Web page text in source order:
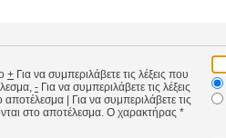
+ Για να συμπεριλάβετε τις λέξεις που
- Για να συμπεριλάβετε τις λέξεις
αποτέλεσμα | Για να συμπεριλάβετε τις
στο αποτέλεσμα. Ο χαρακτήρας *